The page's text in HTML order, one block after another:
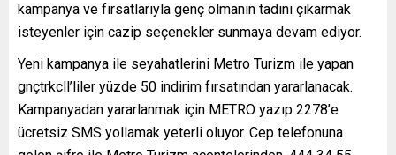
kampanya ve fırsatlarıyla genç olmanın tadını çıkarmak
isteyenler için cazip seçenekler sunmaya devam ediyor.
Yeni kampanya ile seyahatlerini Metro Turizm ile yapan
gnçtrkcll’liler yüzde 50 indirim fırsatından yararlanacak.
Kampanyadan yararlanmak için METRO yazıp 2278’e
ücretsiz SMS yollamak yeterli oluyor. Cep telefonuna